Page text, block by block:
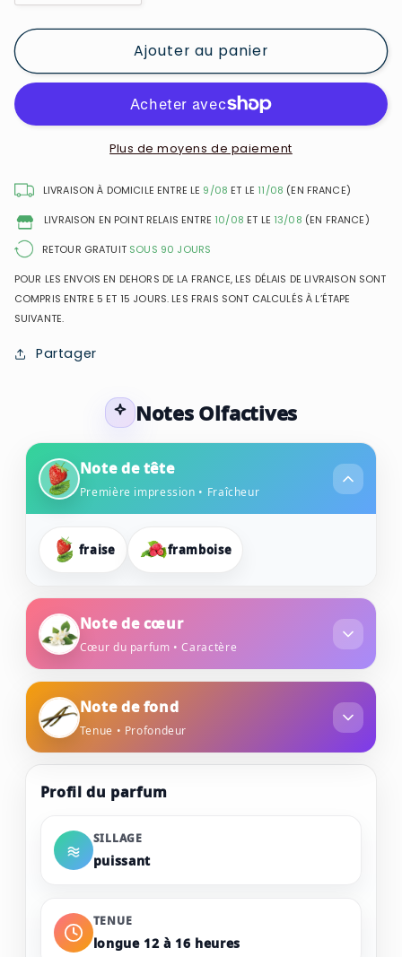
la
quantité
el
Musc
Eau
Parfum
Mixte
la
quantité
de
el
Musc
Makkah
Eau
Parfum
Mixte
Ajouter au panier
Plus de moyens de paiement
LIVRAISON À DOMICILE ENTRE LE 9/08 ET LE 11/08 (EN FRANCE)
LIVRAISON EN POINT RELAIS ENTRE 10/08 ET LE 13/08 (EN FRANCE)
RETOUR GRATUIT SOUS 90 JOURS
POUR LES ENVOIS EN DEHORS DE LA FRANCE, LES DÉLAIS DE LIVRAISON SONT
COMPRIS ENTRE 5 ET 15 JOURS. LES FRAIS SONT CALCULÉS À L’ÉTAPE
SUIVANTE.
Partager
Notes Olfactives
Note de tête
Première impression • Fraîcheur
fraise framboise
Note de cœur
Cœur du parfum • Caractère
Note de fond
Tenue • Profondeur
Profil du parfum
SILLAGE
puissant
TENUE
longue 12 à 16 heures